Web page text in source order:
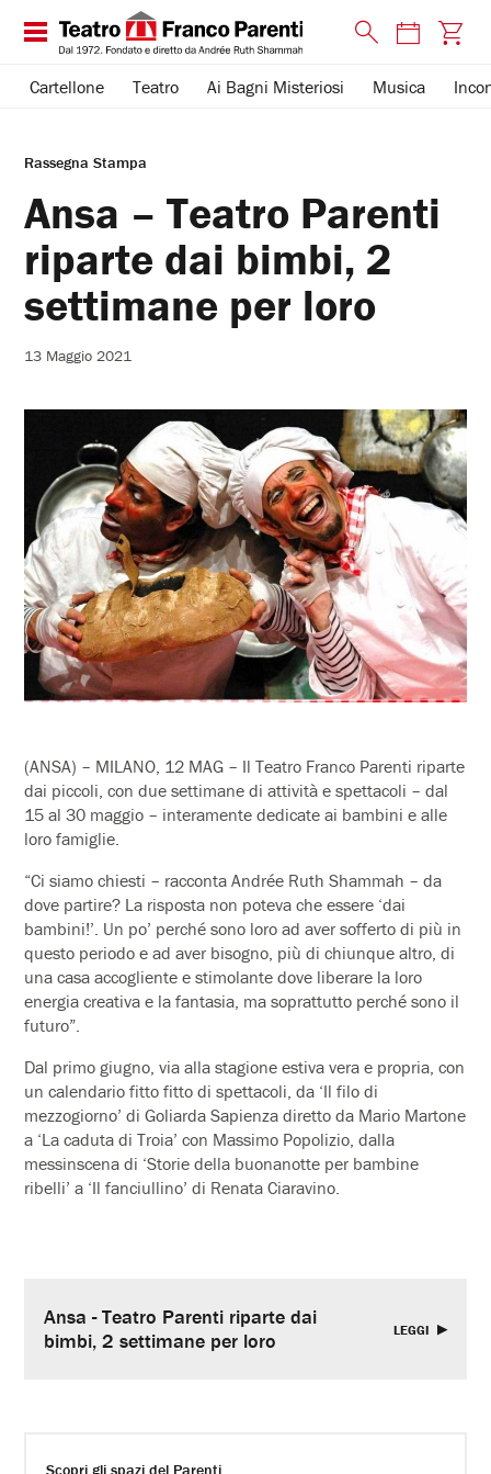
Cartellone Teatro Ai Bagni Misteriosi Musica
Rassegna Stampa
Ansa – Teatro Parenti
riparte dai bimbi, 2
settimane per loro
13 Maggio 2021
(ANSA) – MILANO, 12 MAG – Il Teatro Franco Parenti riparte
dai piccoli, con due settimane di attività e spettacoli – dal
15 al 30 maggio – interamente dedicate ai bambini e alle
loro famiglie.
“Ci siamo chiesti – racconta Andrée Ruth Shammah – da
dove partire? La risposta non poteva che essere ‘dai
bambini!’. Un po’ perché sono loro ad aver sofferto di più in
questo periodo e ad aver bisogno, più di chiunque altro, di
una casa accogliente e stimolante dove liberare la loro
energia creativa e la fantasia, ma soprattutto perché sono il
futuro”.
Dal primo giugno, via alla stagione estiva vera e propria, con
un calendario fitto fitto di spettacoli, da ‘Il filo di
mezzogiorno’ di Goliarda Sapienza diretto da Mario Martone
a ‘La caduta di Troia’ con Massimo Popolizio, dalla
messinscena di ‘Storie della buonanotte per bambine
ribelli’ a ‘Il fanciullino’ di Renata Ciaravino.
Ansa - Teatro Parenti riparte dai
bimbi, 2 settimane per loro
LEGGI
Scopri gli spazi del Parenti